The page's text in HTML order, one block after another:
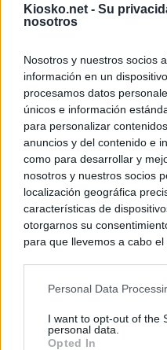
Kiosko.net - Su
nosotros
Nosotros y nuestros socios
información en un
procesamos datos
únicos e información
para personalizar
anuncios y del contenido e
como para desarrollar y
nosotros y nuestros socios
localización geográfica
características de
otorgarnos su
para que llevemos a cabo
negar su consentimiento.
de su consentimiento, pero
rechazar tal
Personal Data
I want to opt-out of the
personal data.
Opted In